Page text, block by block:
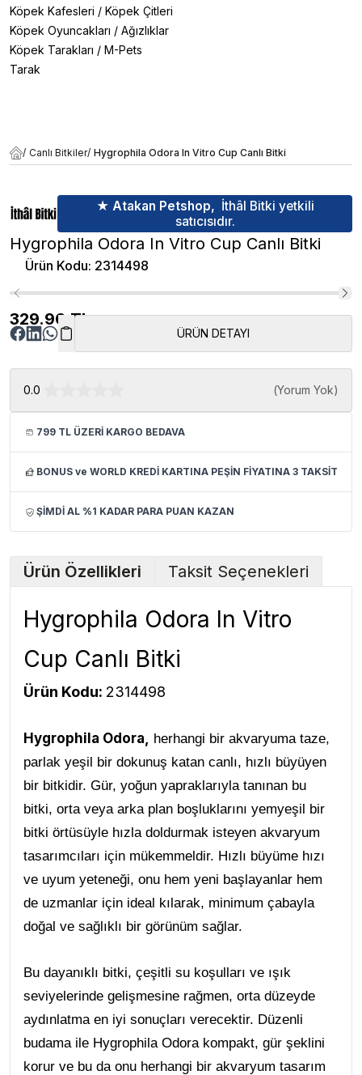
Köpek Kafesleri / Köpek Çitleri
Köpek Oyuncakları / Ağızlıklar
Köpek Tarakları / M-Pets
Tarak
/ Canlı Bitkiler/ Hygrophila Odora In Vitro Cup Canlı Bitki
★ Atakan Petshop, İthâl Bitki yetkili
satıcısıdır.
Hygrophila Odora In Vitro Cup Canlı Bitki
Ürün Kodu: 2314498
329.90 TL
ÜRÜN DETAYI
0.0 (Yorum Yok)
799 TL ÜZERİ KARGO BEDAVA
BONUS ve WORLD KREDİ KARTINA PEŞİN FİYATINA 3 TAKSİT
ŞİMDİ AL %1 KADAR PARA PUAN KAZAN
Ürün Özellikleri Taksit Seçenekleri
Hygrophila Odora In Vitro
Cup Canlı Bitki
Ürün Kodu: 2314498
Hygrophila Odora
herhangi bir akvaryuma taze,
parlak yeşil bir dokunuş katan canlı, hızlı büyüyen
bir bitkidir. Gür, yoğun yapraklarıyla tanınan bu
bitki, orta veya arka plan boşluklarını yemyeşil bir
bitki örtüsüyle hızla doldurmak isteyen akvaryum
tasarımcıları için mükemmeldir. Hızlı büyüme hızı
ve uyum yeteneği, onu hem yeni başlayanlar hem
de uzmanlar için ideal kılarak, minimum çabayla
doğal ve sağlıklı bir görünüm sağlar.
Bu dayanıklı bitki, çeşitli su koşulları ve ışık
seviyelerinde gelişmesine rağmen, orta düzeyde
aydınlatma en iyi sonuçları verecektir. Düzenli
budama ile Hygrophila Odora kompakt, gür şeklini
korur ve bu da onu herhangi bir akvaryum tasarım